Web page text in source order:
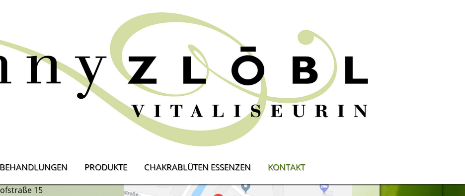
BEHANDLUNGEN PRODUKTE CHAKRABLÜTEN ESSENZEN KONTAKT
KONTAKT
15